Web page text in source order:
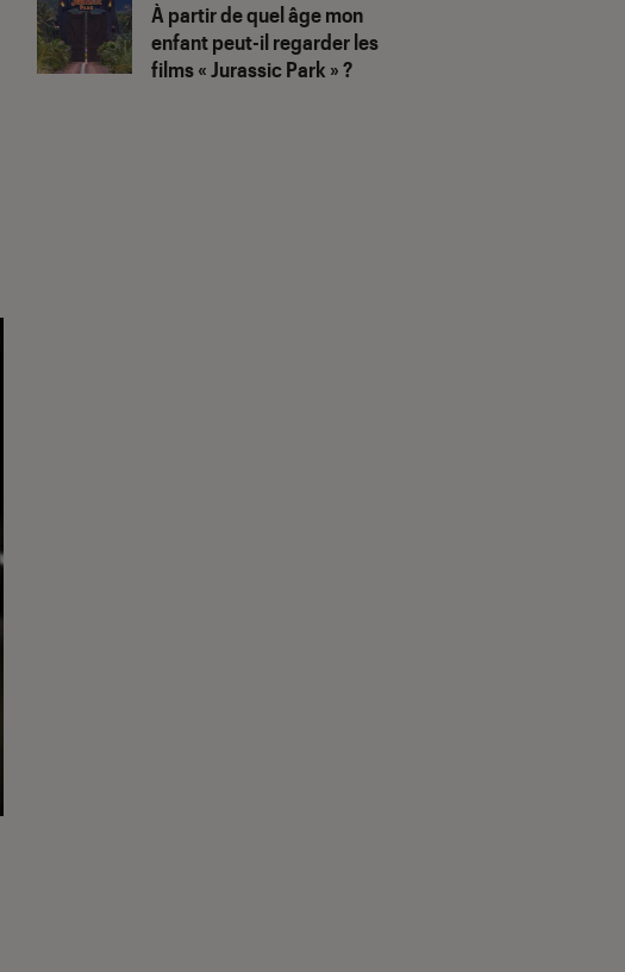
À partir de quel âge mon
enfant peut-il regarder les
films « Jurassic Park » ?